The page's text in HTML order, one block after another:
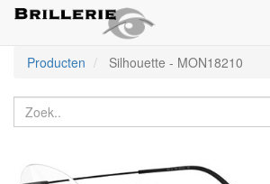
Producten
Silhouette - MON18210